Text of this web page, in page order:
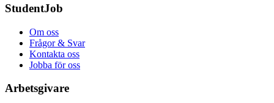
StudentJob
Om oss
Frågor & Svar
Kontakta oss
Jobba för oss
Arbetsgivare